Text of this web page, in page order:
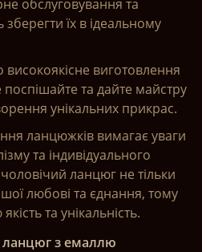
обслуговування та
їх в ідеальному
виготовлення
та дайте майстру
унікальних прикрас.
ланцюжків вимагає уваги
та індивідуального
ланцюг не тільки
любові та єднання, тому
та унікальність.
ланцюг з емаллю